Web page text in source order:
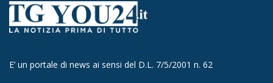
E’ un portale di news ai sensi del D.L. 7/5/2001 n. 62